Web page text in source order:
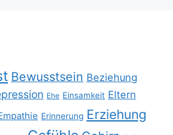
Bewusstsein Beziehung
Ehe Einsamkeit Eltern
Erinnerung Erziehung